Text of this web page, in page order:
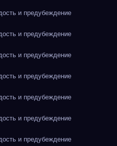
и предубеждение
и предубеждение
и предубеждение
и предубеждение
и предубеждение
и предубеждение
и предубеждение